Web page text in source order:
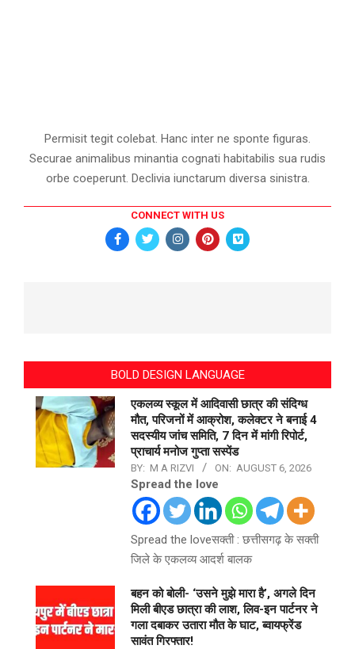
Permisit tegit colebat. Hanc inter ne sponte figuras.
Securae animalibus minantia cognati habitabilis sua rudis
orbe coeperunt. Declivia iunctarum diversa sinistra.
CONNECT WITH US
BOLD DESIGN LANGUAGE
एकलव्य स्कूल में आदिवासी छात्र की संदिग्ध
मौत, परिजनों में आक्रोश, कलेक्टर ने बनाई 4
सदस्यीय जांच समिति, 7 दिन में मांगी रिपोर्ट,
प्राचार्य मनोज गुप्ता सस्पेंड
BY: M A RIZVI ON: AUGUST 6, 2026
Spread the love
Spread the loveसक्ती : छत्तीसगढ़ के सक्ती
जिले के एकलव्य आदर्श बालक
बहन को बोली- ‘उसने मुझे मारा है’, अगले दिन
मिली बीएड छात्रा की लाश, लिव-इन पार्टनर ने
गला दबाकर उतारा मौत के घाट, ब्वायफ्रेंड
सावंत गिरफ्तार!